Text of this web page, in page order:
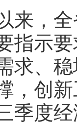
来，
指示
求、
，创
季度